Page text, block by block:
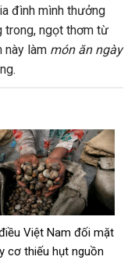
đình mình thưởng
trong, ngọt thơm từ
này làm món ăn ngày
Việt Nam đối mặt
cơ thiếu hụt nguồn